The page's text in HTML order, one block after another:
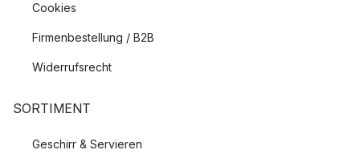
Cookies
Firmenbestellung / B2B
Widerrufsrecht
SORTIMENT
Geschirr & Servieren